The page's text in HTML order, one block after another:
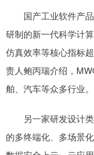
国产工业软件产品
研制的新一代科学计
仿真效率等核心指标
责人鲍丙瑞介绍，
舶、汽车等众多行业。
另一家研发设计类
的多终端化、多场景